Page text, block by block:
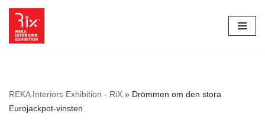
Skip
to
REKA Interiors Exhibition - RiX » Drömmen om den stora
Eurojackpot-vinsten